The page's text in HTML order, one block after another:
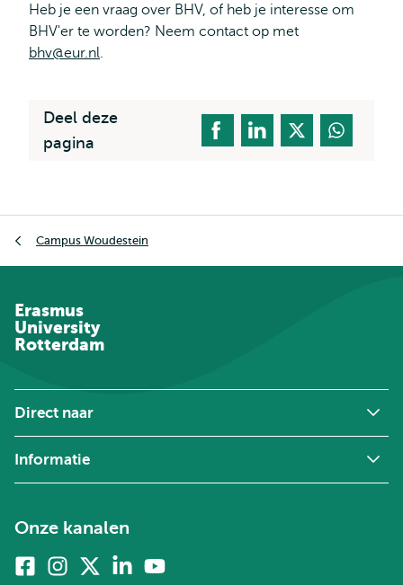
Heb je een vraag over BHV, of heb je interesse om
BHV'er te worden? Neem contact op met
bhv@eur.nl.
Deel deze
pagina
Campus Woudestein
Erasmus
University
Rotterdam
Direct naar
Informatie
Onze kanalen
FacebookInstagram Linkedin